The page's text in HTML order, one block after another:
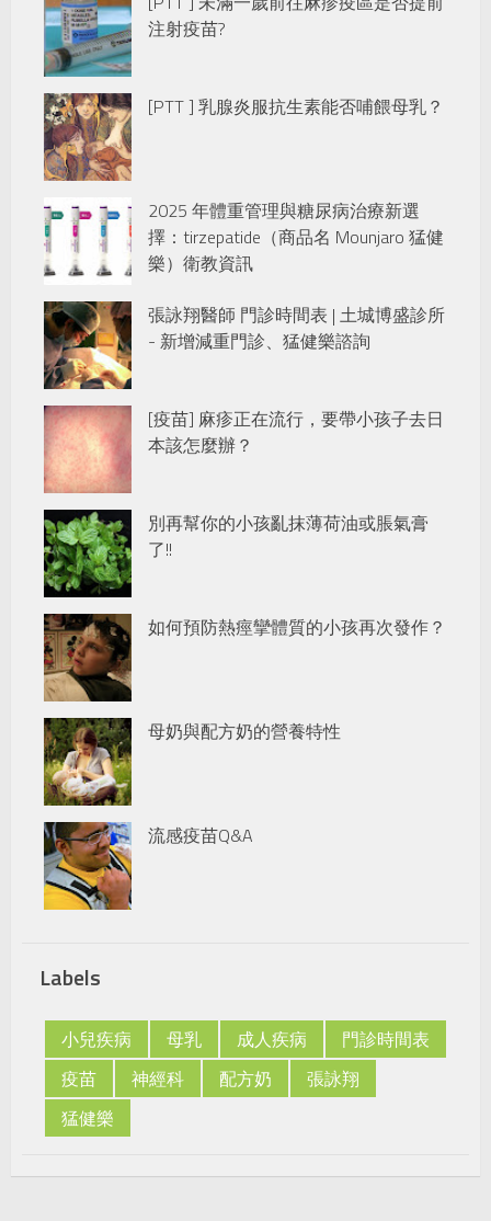
注射疫苗?
[PTT ] 乳腺炎服抗生素能否哺餵母乳？
2025 年體重管理與糖尿病治療新選
擇：tirzepatide（商品名 Mounjaro 猛健
樂）衛教資訊
張詠翔醫師 門診時間表 | 土城博盛診所
- 新增減重門診、猛健樂諮詢
[疫苗] 麻疹正在流行，要帶小孩子去日
本該怎麼辦？
別再幫你的小孩亂抹薄荷油或脹氣膏
了!!
如何預防熱痙攣體質的小孩再次發作？
母奶與配方奶的營養特性
流感疫苗Q&A
Labels
小兒疾病 母乳 成人疾病
門診時間表
疫苗
神經科 配方奶
張詠翔
猛健樂